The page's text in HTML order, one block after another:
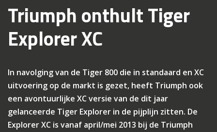
Triumph onthult Tiger
Explorer XC
In navolging van de Tiger 800 die in standaard en XC
uitvoering op de markt is gezet, heeft Triumph ook
een avontuurlijke XC versie van de dit jaar
gelanceerde Tiger Explorer in de pijplijn zitten. De
Explorer XC is vanaf april/mei 2013 bij de Triumph